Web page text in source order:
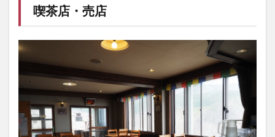
喫茶店・売店